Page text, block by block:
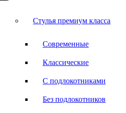
Стулья премиум класса
Современные
Классические
С подлокотниками
Без подлокотников